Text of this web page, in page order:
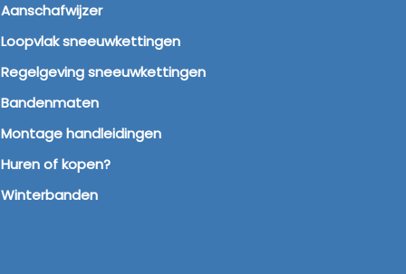
Aanschafwijzer
Loopvlak sneeuwkettingen
Regelgeving sneeuwkettingen
Bandenmaten
Montage handleidingen
Huren of kopen?
Winterbanden